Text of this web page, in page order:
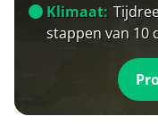
Klimaat:
stappen van 10